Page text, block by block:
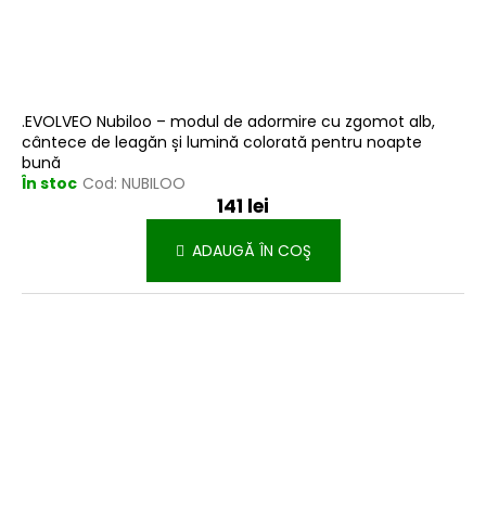
.EVOLVEO Nubiloo – modul de adormire cu zgomot alb,
cântece de leagăn și lumină colorată pentru noapte
bună
În stoc Cod: NUBILOO
141 lei
ADAUGĂ ÎN COŞ